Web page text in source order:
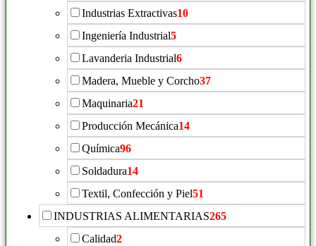
Industrias Extractivas10
Ingeniería Industrial5
Lavanderia Industrial6
Madera, Mueble y Corcho37
Maquinaria21
Producción Mecánica14
Química96
Soldadura14
Textil, Confección y Piel51
INDUSTRIAS ALIMENTARIAS265
Calidad2